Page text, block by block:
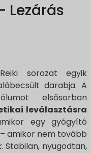
Lezárás
sorozat egyik
darabja. A
elsősorban
leválasztásra
egy gyógyító
amikor nem tovább
. Stabilan, nyugodtan,